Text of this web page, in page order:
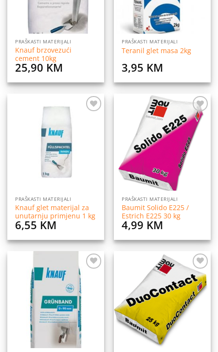
PRAŠKASTI MATERIJALI
Knauf brzovezući
cement 10kg
25,90 KM
PRAŠKASTI MATERIJALI
Teranil glet masa 2kg
3,95 KM
PRAŠKASTI MATERIJALI
Knauf glet materijal za
unutarnju primjenu 1 kg
6,55 KM
Dodaj
na
listu
želja
PRAŠKASTI MATERIJALI
Baumit Solido E225 /
Estrich E225 30 kg
4,99 KM
Dodaj
na
listu
želja